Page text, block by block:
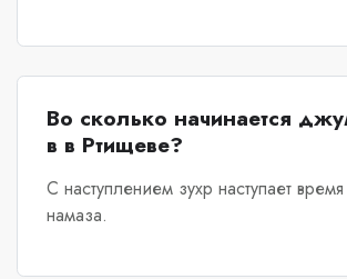
Во сколько начинается
в в Ртищеве?
С наступлением зухр наступает время
намаза.